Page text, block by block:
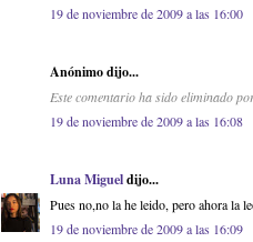
19 de noviembre de 2009 a las 16:00
Anónimo dijo...
Este comentario ha sido eliminado
19 de noviembre de 2009 a las 16:08
Luna Migueldijo...
Pues no,no la he leido, pero ahora la
19 de noviembre de 2009 a las 16:09